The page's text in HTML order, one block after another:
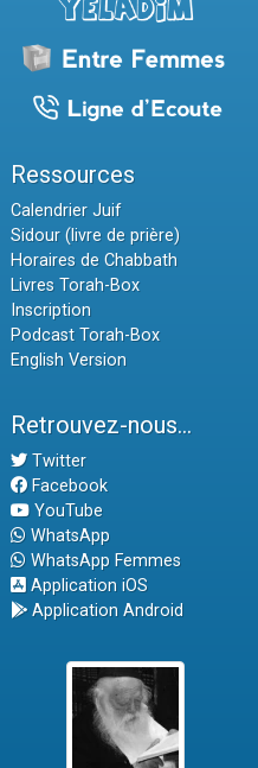
Ressources
Calendrier Juif
Sidour (livre de prière)
Horaires de Chabbath
Livres Torah-Box
Inscription
Podcast Torah-Box
English Version
Retrouvez-nous...
Twitter
Facebook
YouTube
WhatsApp
WhatsApp Femmes
Application iOS
Application Android